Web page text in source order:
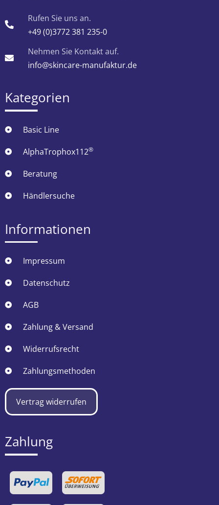
Rufen Sie uns an.
+49 (0)3772 381 235-0
Nehmen Sie Kontakt auf.
info@skincare-manufaktur.de
Kategorien
Basic Line
AlphaTrophox112®
Beratung
Händlersuche
Informationen
Impressum
Datenschutz
AGB
Zahlung & Versand
Widerrufsrecht
Zahlungsmethoden
Vertrag widerrufen
Zahlung